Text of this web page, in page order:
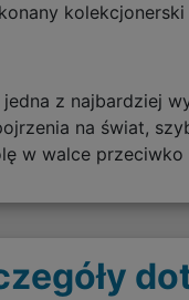
z najbardziej
na świat,
w walce przeciwko